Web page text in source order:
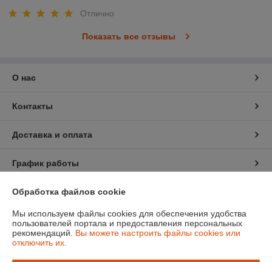
Отлично
Показать все отзывы
О нас
Контакты
Доставка и оплата
График работы
Полная версия сайта
Политика обработки cookies
Сайт создан на платформе Deal.by
Обработка файлов cookie
Мы используем файлы cookies для обеспечения удобства
пользователей портала и предоставления персональных
рекомендаций. Вы можете настроить файлы cookies или
отключить их.